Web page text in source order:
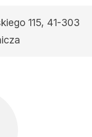
115, 41-303